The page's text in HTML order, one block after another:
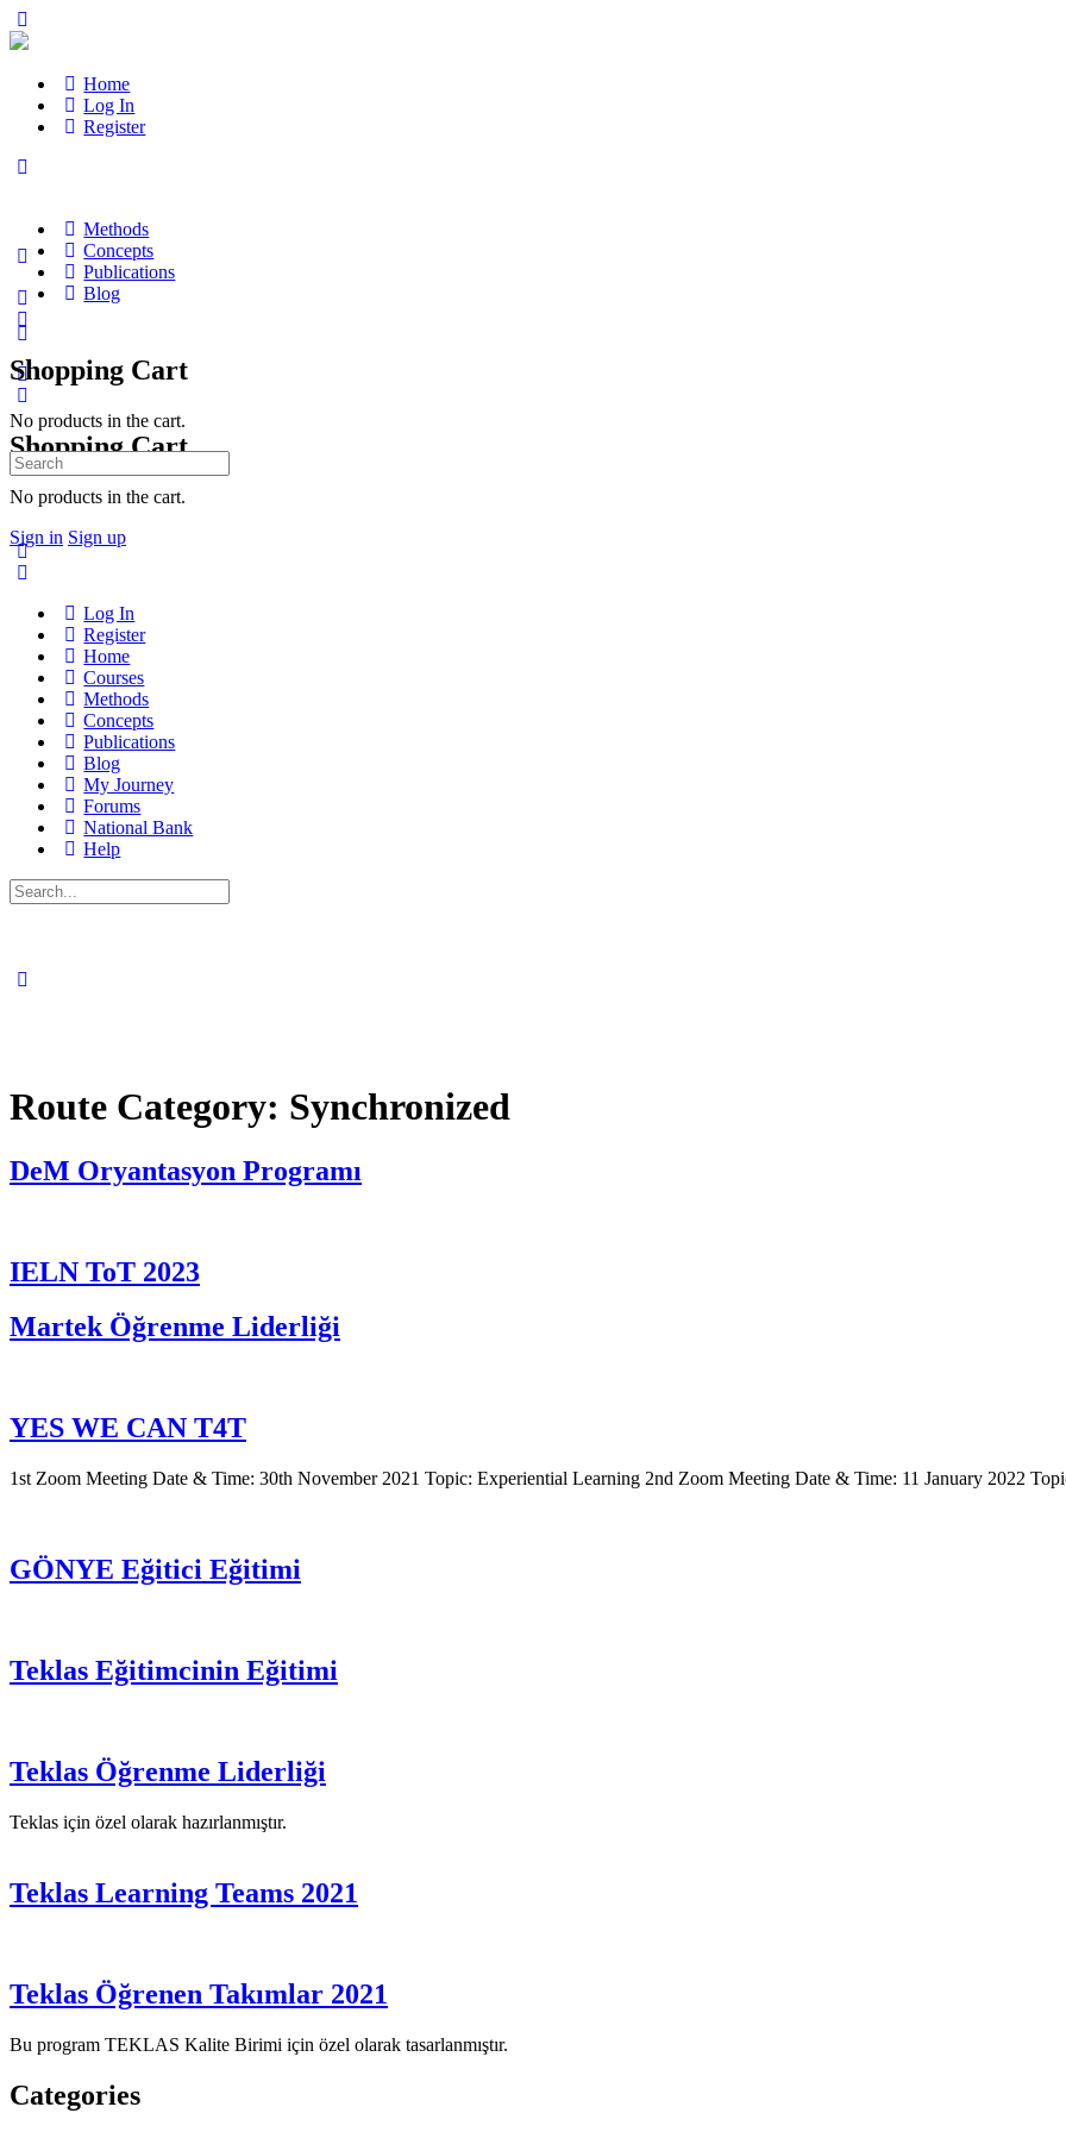
Home
Log In
Register
Methods
Concepts
Publications
Blog
Shopping Cart
No products in the cart.
Sign in Sign up
Shopping Cart
No products in the cart.
Search
for:
Log In
Register
Home
Courses
Methods
Concepts
Publications
Blog
My Journey
Forums
National Bank
Help
Search
for:
Route Category: Synchronized
DeM Oryantasyon Programı
IELN ToT 2023
Martek Öğrenme Liderliği
YES WE CAN T4T
1st Zoom Meeting Date & Time: 30th November 2021 Topic: Experiential Learning 2nd Zoom Meeting Date & Time: 11 January 2022
GÖNYE Eğitici Eğitimi
Teklas Eğitimcinin Eğitimi
Teklas Öğrenme Liderliği
Teklas için özel olarak hazırlanmıştır.
Teklas Learning Teams 2021
Teklas Öğrenen Takımlar 2021
Bu program TEKLAS Kalite Birimi için özel olarak tasarlanmıştır.
Categories